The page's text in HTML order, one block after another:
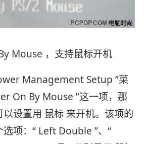
Mouse ，支持鼠标开机
Management Setup ”菜
On By Mouse ”这一项，那
设置用 鼠标 来开机。该项的
项：“ Left Double ”、“